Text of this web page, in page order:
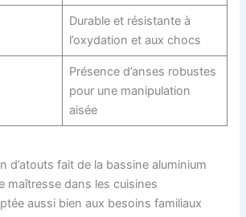
Durable et résistante à
l’oxydation et aux chocs
Présence d’anses robustes
pour une manipulation
aisée
d’atouts fait de la bassine aluminium
maîtresse dans les cuisines
aussi bien aux besoins familiaux